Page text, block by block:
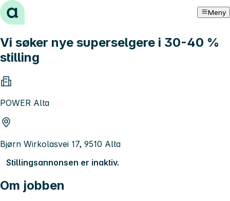
Hopp til innhold Meny
Vi søker nye superselgere i 30-40 %
stilling
POWER Alta
Bjørn Wirkolasvei 17, 9510 Alta
Stillingsannonsen er inaktiv.
Om jobben